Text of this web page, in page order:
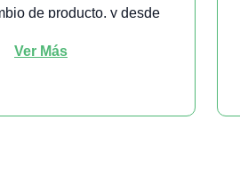
de producto, y desde
técnico de
Ver Más